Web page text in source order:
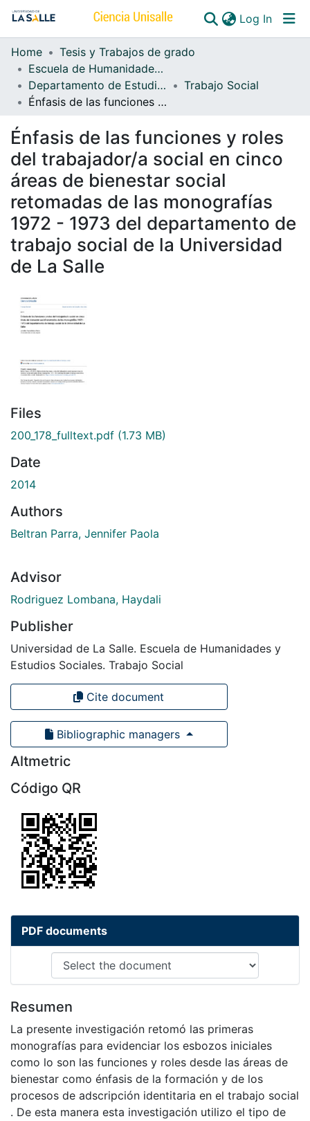
Log In
Communities & Collections
All of DSpace
Home
Tesis y Trabajos de grado
Escuela de Humanidades y Estudios Sociales
Departamento de Estudios Sociales
Trabajo Social
Énfasis de las funciones y roles del trabajador/a social en cinco áreas de bienestar social retomadas de las monografías 1972 - 1973 del departamento de trabajo social de la Universidad de La Salle
Énfasis de las funciones y roles
del trabajador/a social en cinco
áreas de bienestar social
retomadas de las monografías
1972 - 1973 del departamento de
trabajo social de la Universidad
de La Salle
Files
200_178_fulltext.pdf (1.73 MB)
Date
2014
Authors
Beltran Parra, Jennifer Paola
Advisor
Rodriguez Lombana, Haydali
Publisher
Universidad de La Salle. Escuela de Humanidades y
Estudios Sociales. Trabajo Social
Cite document
Bibliographic managers
Altmetric
Código QR
PDF documents
Resumen
La presente investigación retomó las primeras
monografías para evidenciar los esbozos iniciales
como lo son las funciones y roles desde las áreas de
bienestar como énfasis de la formación y de los
procesos de adscripción identitaria en el trabajo social
. De esta manera esta investigación utilizo el tipo de